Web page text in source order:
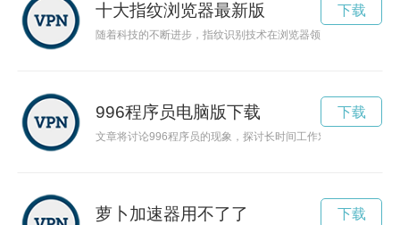
十大指纹浏览器最新版
随着科技的不断进步，指纹识别技术在浏览器领域也得到了广
下载
996程序员电脑版下载
文章将讨论996程序员的现象，探讨长时间工作对程序员工作
下载
萝卜加速器用不了了 下载